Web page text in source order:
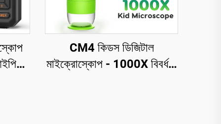
CM4 কিডস ডিজিটাল
মাইক্রোস্কোপ - 1000X বিবর্ধন,